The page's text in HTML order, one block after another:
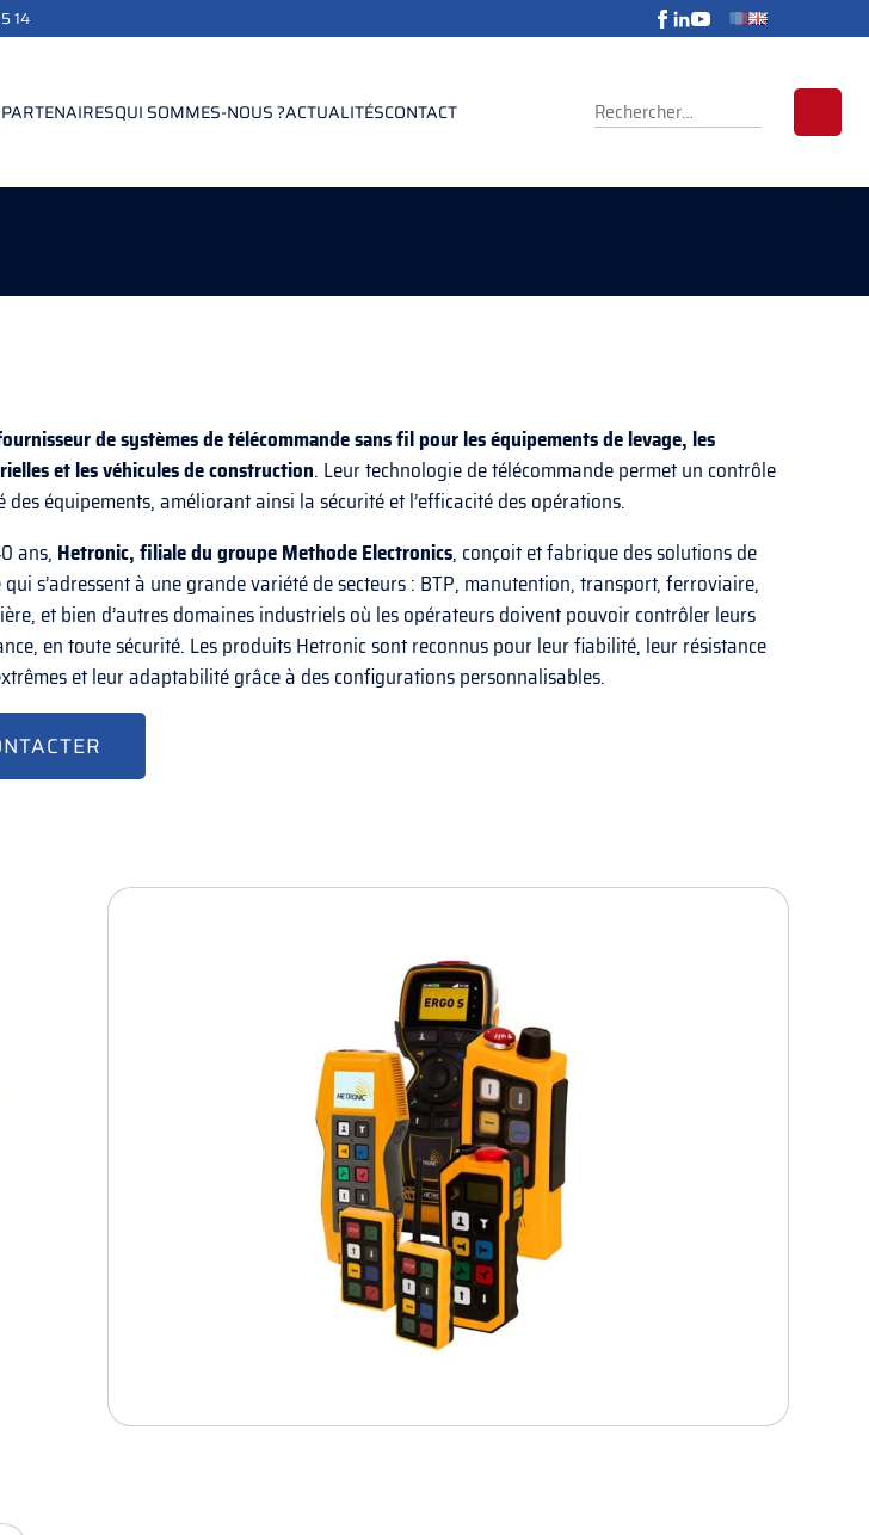
14
PARTENAIRESQUI SOMMES-NOUS ?ACTUALITÉSCONTACT RECHERCHER :
de systèmes de télécommande sans fil pour les équipements de levage, les
et les véhicules de construction. Leur technologie de télécommande permet un contrôle
des équipements, améliorant ainsi la sécurité et l’efficacité des opérations.
ans, Hetronic, filiale du groupe Methode Electronics, conçoit et fabrique des solutions de
s’adressent à une grande variété de secteurs : BTP, manutention, transport, ferroviaire,
et bien d’autres domaines industriels où les opérateurs doivent pouvoir contrôler leurs
en toute sécurité. Les produits Hetronic sont reconnus pour leur fiabilité, leur résistance
et leur adaptabilité grâce à des configurations personnalisables.